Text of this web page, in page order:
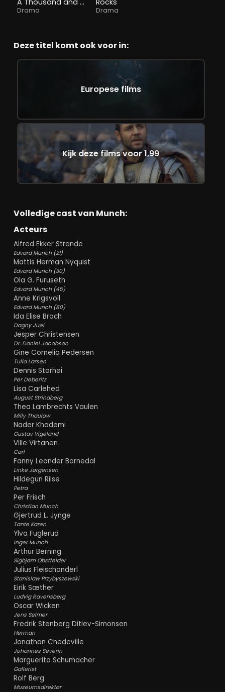
Drama Drama
Deze titel komt ook voor in:
Europese films
Kijk deze films voor 1,99
Volledige cast van Munch:
Acteurs
Alfred Ekker Strande
Edvard Munch (21)
Mattis Herman Nyquist
Edvard Munch (30)
Ola G. Furuseth
Edvard Munch (45)
Anne Krigsvoll
Edvard Munch (80)
Ida Elise Broch
Dagny Juel
Jesper Christensen
Dr. Daniel Jacobson
Gine Cornelia Pedersen
Tulla Larsen
Dennis Storhøi
Per Deberitz
Lisa Carlehed
August Strindberg
Thea Lambrechts Vaulen
Milly Thaulow
Nader Khademi
Gustav Vigeland
Ville Virtanen
Carl
Fanny Leander Bornedal
Linke Jørgensen
Hildegun Riise
Petra
Per Frisch
Christian Munch
Gjertrud L. Jynge
Tante Karen
Ylva Fuglerud
Inger Munch
Arthur Berning
Sigbjørn Obstfelder
Julius Fleischanderl
Stanislaw Przybyszewski
Eirik Sæther
Ludvig Ravensberg
Oscar Wicken
Jens Selmer
Fredrik Stenberg Ditlev-Simonsen
Herman
Jonathan Chedeville
Johannes Severin
Marguerita Schumacher
Gallerist
Rolf Berg
Museumsdirektør